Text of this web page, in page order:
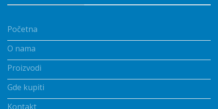
Početna
O nama
Proizvodi
Gde kupiti
Kontakt